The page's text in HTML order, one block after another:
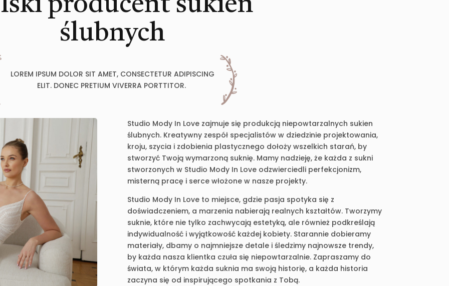
producent sukien
ślubnych
LOREM IPSUM DOLOR SIT AMET, CONSECTETUR ADIPISCING
ELIT. DONEC PRETIUM VIVERRA PORTTITOR.
Studio Mody In Love zajmuje się produkcją niepowtarzalnych sukien
ślubnych. Kreatywny zespół specjalistów w dziedzinie projektowania,
kroju, szycia i zdobienia plastycznego dołoży wszelkich starań, by
stworzyć Twoją wymarzoną suknię. Mamy nadzieję, że każda z sukni
stworzonych w Studio Mody In Love odzwierciedli perfekcjonizm,
misterną pracę i serce włożone w nasze projekty.
Studio Mody In Love to miejsce, gdzie pasja spotyka się z
doświadczeniem, a marzenia nabierają realnych kształtów. Tworzymy
suknie, które nie tylko zachwycają estetyką, ale również podkreślają
indywidualność i wyjątkowość każdej kobiety. Starannie dobieramy
materiały, dbamy o najmniejsze detale i śledzimy najnowsze trendy,
by każda nasza klientka czuła się niepowtarzalnie. Zapraszamy do
świata, w którym każda suknia ma swoją historię, a każda historia
zaczyna się od inspirującego spotkania z Tobą.